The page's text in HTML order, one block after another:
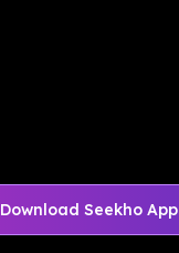
Download Seekho App